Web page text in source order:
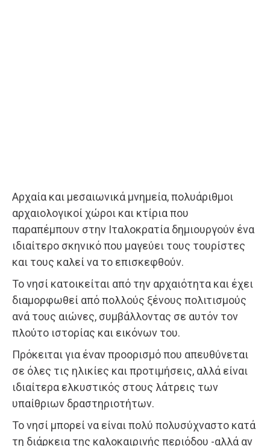
Αρχαία και μεσαιωνικά μνημεία, πολυάριθμοι
αρχαιολογικοί χώροι και κτίρια που
παραπέμπουν στην Iταλοκρατία δημιουργούν ένα
ιδιαίτερο σκηνικό που μαγεύει τους τουρίστες
και τους καλεί να το επισκεφθούν.
Το νησί κατοικείται από την αρχαιότητα και έχει
διαμορφωθεί από πολλούς ξένους πολιτισμούς
ανά τους αιώνες, συμβάλλοντας σε αυτόν τον
πλούτο ιστορίας και εικόνων του.
Πρόκειται για έναν προορισμό που απευθύνεται
σε όλες τις ηλικίες και προτιμήσεις, αλλά είναι
ιδιαίτερα ελκυστικός στους λάτρεις των
υπαίθριων δραστηριοτήτων.
Το νησί μπορεί να είναι πολύ πολυσύχναστο κατά
τη διάρκεια της καλοκαιρινής περιόδου -αλλά αν